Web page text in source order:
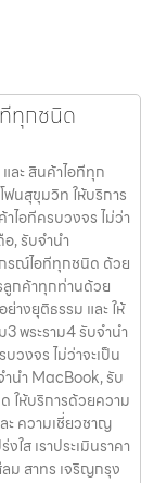
ทีทุกชนิด
ละ สินค้าไอทีทุก
ฟนสุขุมวิท ให้บริการ
ไอทีครบวงจร ไม่ว่า
, รับจำนำ
รณ์ไอทีทุกชนิด ด้วย
ลูกค้าทุกท่านด้วย
างยุติธรรม และ ให้
พระราม4 รับจำนำ
วงจร ไม่ว่าจะเป็น
ำนำ MacBook, รับ
ให้บริการด้วยความ
ะ ความเชี่ยวชาญ
ส เราประเมินราคา
ม สาทร เจริญกรุง